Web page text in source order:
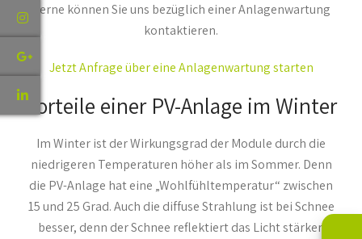
Gerne können Sie uns bezüglich einer Anlagenwartung
kontaktieren.
Jetzt Anfrage über eine Anlagenwartung starten
Vorteile einer PV-Anlage im Winter
Im Winter ist der Wirkungsgrad der Module durch die
niedrigeren Temperaturen höher als im Sommer. Denn
die PV-Anlage hat eine „Wohlfühltemperatur“ zwischen
15 und 25 Grad. Auch die diffuse Strahlung ist bei Schnee
besser, denn der Schnee reflektiert das Licht stärker.